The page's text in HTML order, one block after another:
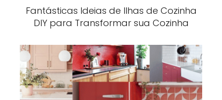
Fantásticas Ideias de Ilhas de Cozinha
DIY para Transformar sua Cozinha